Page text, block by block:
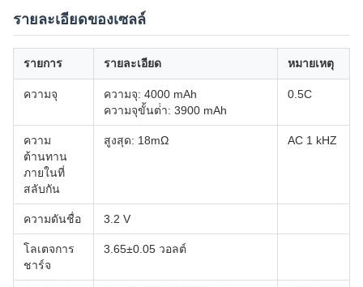
รายละเอียดของเซลล์
รายการ รายละเอียด หมายเหตุ
ความจุ
ความจุ: 4000 mAh
ความจุขั้นต่ํา: 3900 mAh
0.5C
ความ
ต้านทาน
ภายในที่
สลับกัน
สูงสุด: 18mΩ AC 1 kHZ
ความดันชื่อ 3.2 V
โลเตจการ
ชาร์จ
3.65±0.05 วอลต์